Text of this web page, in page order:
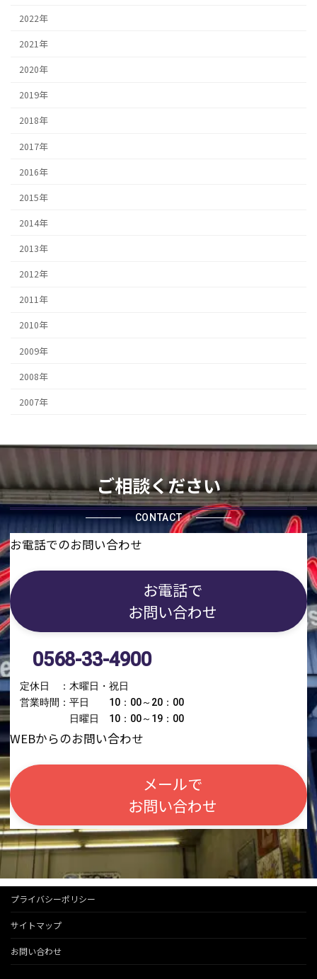
2022年
2021年
2020年
2019年
2018年
2017年
2016年
2015年
2014年
2013年
2012年
2011年
2010年
2009年
2008年
2007年
ご相談ください
CONTACT
お電話でのお問い合わせ
お電話で
お問い合わせ
0568-33-4900
定休日 ：木曜日・祝日
営業時間：平日 10：00～20：00
日曜日 10：00～19：00
WEBからのお問い合わせ
メールで
お問い合わせ
プライバシーポリシー
サイトマップ
お問い合わせ